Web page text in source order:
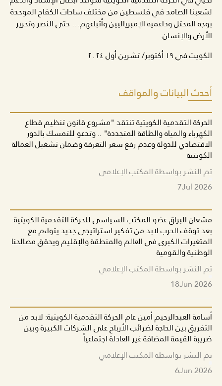
لشعبنا الصامد في فلسطين من مختلف ساحات الكفاح الموحدة
بوجه المحتل وداعميه الإمبرياليين وأتباعهم… حتى النصر وتحرير
الأرض والإنسان.
الكويت في ١٩ أكتوبر/ تشرين أول ٢٠٢٤
أحدث البيانات والمواقف
الحركة التقدمية الكويتية تنتقد "مشروع قانون تنظيم قطاع
الكهرباء والمياه والطاقة المتجددة" .. وتدعو للتمسك بالدور
الاقتصادي للدولة وعدم رفع سعر التعرفة وضمان تشغيل العمالة
الكويتية
تم النشر بواسطة المكتب الإعلامي
Jul 2026
7
مشعان البراق عضو المكتب السياسي للحركة التقدمية الكويتية:
بعد توقف الحرب لابد من تفكير استراتيجي جديد يتواءم مع
المتغيرات الكبرى في العالم والمنطقة والإقليم ويحقق مصالحنا
الوطنية والقومية
تم النشر بواسطة المكتب الإعلامي
Jun 2026
18
أسامة العبدالرحيم أمين عام الحركة التقدمية الكويتية: لابد من
التفريق بين الحاجة لضرائب الأرباح على الشركات الكبيرة وبين
ضريبة القيمة المضافة غير العادلة اجتماعياً
تم النشر بواسطة المكتب الإعلامي
Jun 2026
6